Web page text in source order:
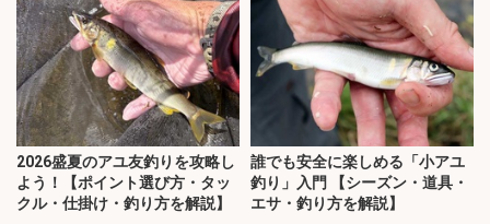
2026盛夏のアユ友釣りを攻略し
よう！【ポイント選び方・タッ
クル・仕掛け・釣り方を解説】
誰でも安全に楽しめる「小アユ
釣り」入門 【シーズン・道具・
エサ・釣り方を解説】